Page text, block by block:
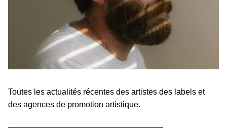
Toutes les actualités récentes des artistes des labels et
des agences de promotion artistique.